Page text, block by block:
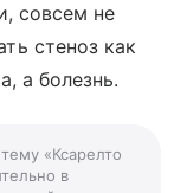
совсем не
стеноз как
а болезнь.
«Ксарелто
в